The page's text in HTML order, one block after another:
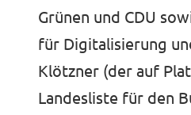
Grünen und CDU
für Digitalisierung
Klötzner (der auf
Landesliste für den